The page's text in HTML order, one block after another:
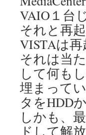
VAIO１台
それと再
VISTAは
それは当
して何も
埋まって
タをHDD
しかも、
ドして解